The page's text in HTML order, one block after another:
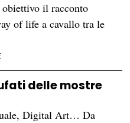
obiettivo il racconto
of life a cavallo tra le
delle mostre
Digital Art… Da